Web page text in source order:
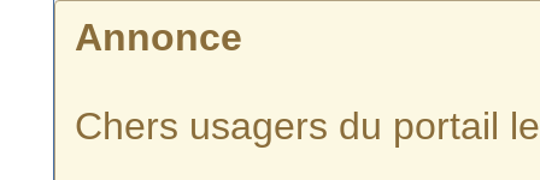
Annonce
Chers usagers du portail